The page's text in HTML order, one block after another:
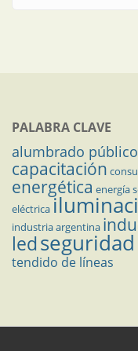
PALABRA CLAVE
alumbrado público
capacitación
energética energía
eléctrica
industria argentina
led
tendido de líneas